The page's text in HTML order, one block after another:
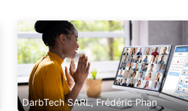
DarbTech SARL, Frédéric Phan